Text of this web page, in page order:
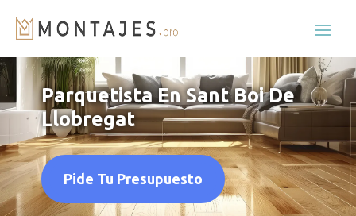
Parquetista En Sant Boi De
Llobregat
Pide Tu Presupuesto